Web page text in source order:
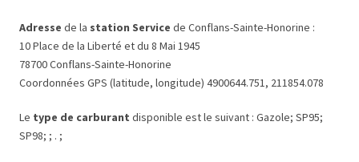
Adresse de la station Service de Conflans-Sainte-Honorine :
10 Place de la Liberté et du 8 Mai 1945
78700 Conflans-Sainte-Honorine
Coordonnées GPS (latitude, longitude) 4900644.751, 211854.078
Le type de carburant disponible est le suivant : Gazole; SP95;
SP98; ; . ;